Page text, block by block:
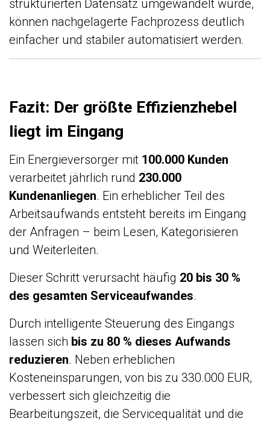
strukturierten Datensatz umgewandelt wurde,
können nachgelagerte Fachprozess deutlich
einfacher und stabiler automatisiert werden.
Fazit: Der größte Effizienzhebel
liegt im Eingang
Ein Energieversorger mit 100.000 Kunden
verarbeitet jährlich rund 230.000
Kundenanliegen. Ein erheblicher Teil des
Arbeitsaufwands entsteht bereits im Eingang
der Anfragen – beim Lesen, Kategorisieren
und Weiterleiten.
Dieser Schritt verursacht häufig 20 bis 30 %
des gesamten Serviceaufwandes.
Durch intelligente Steuerung des Eingangs
lassen sich bis zu 80 % dieses Aufwands
reduzieren. Neben erheblichen
Kosteneinsparungen, von bis zu 330.000 EUR,
verbessert sich gleichzeitig die
Bearbeitungszeit, die Servicequalität und die